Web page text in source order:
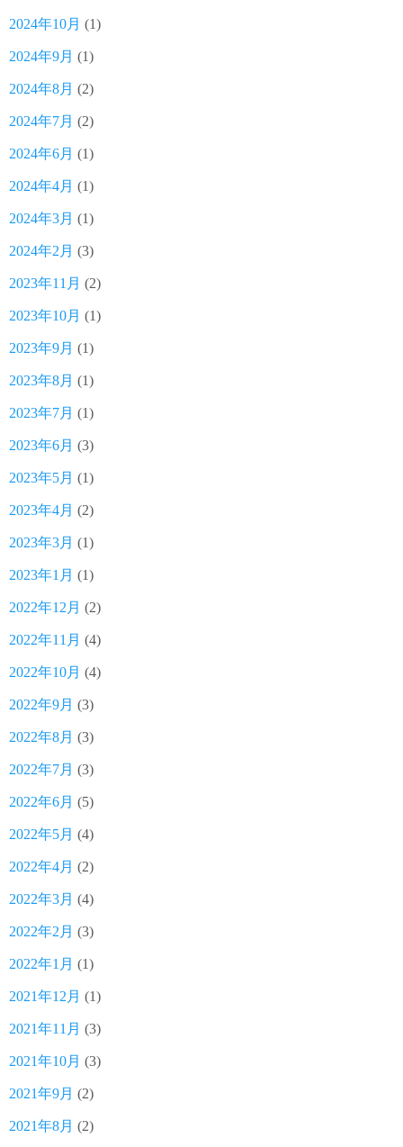
2024年10月 (1)
2024年9月 (1)
2024年8月 (2)
2024年7月 (2)
2024年6月 (1)
2024年4月 (1)
2024年3月 (1)
2024年2月 (3)
2023年11月 (2)
2023年10月 (1)
2023年9月 (1)
2023年8月 (1)
2023年7月 (1)
2023年6月 (3)
2023年5月 (1)
2023年4月 (2)
2023年3月 (1)
2023年1月 (1)
2022年12月 (2)
2022年11月 (4)
2022年10月 (4)
2022年9月 (3)
2022年8月 (3)
2022年7月 (3)
2022年6月 (5)
2022年5月 (4)
2022年4月 (2)
2022年3月 (4)
2022年2月 (3)
2022年1月 (1)
2021年12月 (1)
2021年11月 (3)
2021年10月 (3)
2021年9月 (2)
2021年8月 (2)